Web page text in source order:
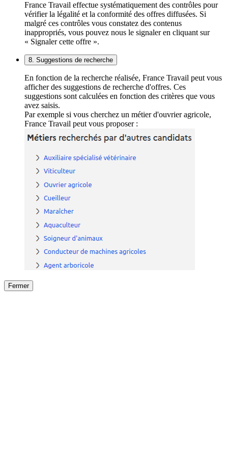
France Travail effectue systématiquement des contrôles pour
vérifier la légalité et la conformité des offres diffusées. Si
malgré ces contrôles vous constatez des contenus
inappropriés, vous pouvez nous le signaler en cliquant sur
« Signaler cette offre ».
8. Suggestions de recherche
En fonction de la recherche réalisée, France Travail peut vous
afficher des suggestions de recherche d'offres. Ces
suggestions sont calculées en fonction des critères que vous
avez saisis.
Par exemple si vous cherchez un métier d'ouvrier agricole,
France Travail peut vous proposer :
Fermer